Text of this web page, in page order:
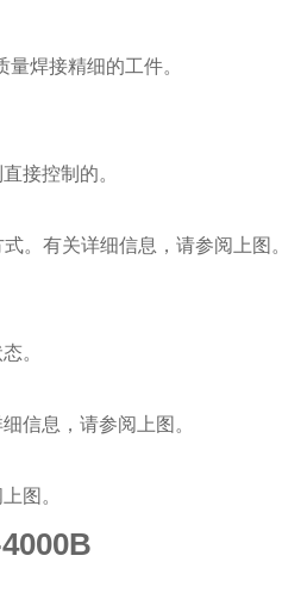
焊接精细的工件。
接控制的。
。有关详细信息，请参阅上图。
。
信息，请参阅上图。
图。